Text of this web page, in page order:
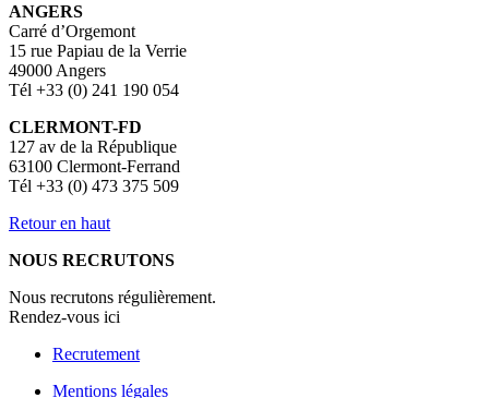
ANGERS
Carré d’Orgemont
15 rue Papiau de la Verrie
49000 Angers
Tél +33 (0) 241 190 054
CLERMONT-FD
127 av de la République
63100 Clermont-Ferrand
Tél +33 (0) 473 375 509
Retour en haut
NOUS RECRUTONS
Nous recrutons régulièrement.
Rendez-vous ici
Recrutement
Mentions légales